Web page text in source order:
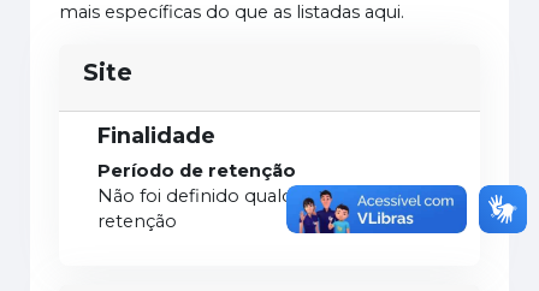
mais específicas do que as listadas aqui.
Site
Finalidade
Período de retenção
Não foi definido qualquer período de
retenção